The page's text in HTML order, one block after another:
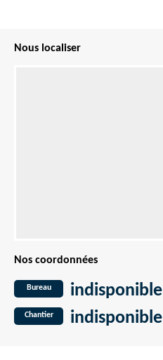
Nous localiser
Nos coordonnées
Bureau indisponible
Chantier indisponible